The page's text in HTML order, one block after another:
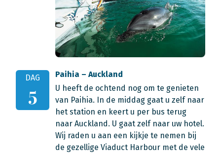
DAG
5
Paihia – Auckland
U heeft de ochtend nog om te genieten
van Paihia. In de middag gaat u zelf naar
het station en keert u per bus terug
naar Auckland. U gaat zelf naar uw hotel.
Wij raden u aan een kijkje te nemen bij
de gezellige Viaduct Harbour met de vele